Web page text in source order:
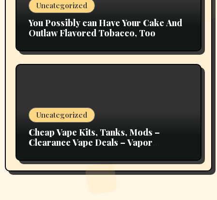
Uncategorized
You Possibly can Have Your Cake And
Outlaw Flavored Tobacco, Too
Uncategorized
Cheap Vape Kits, Tanks, Mods –
Clearance Vape Deals – Vapor